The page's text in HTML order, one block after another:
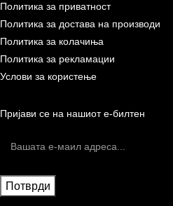
Политика за приватност
Политика за достава на производи
Политика за колачиња
Политика за рекламации
Услови за користење
Пријави се на нашиот е-билтен